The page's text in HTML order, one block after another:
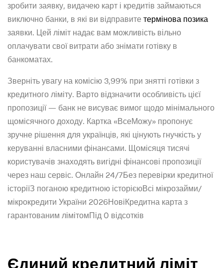
зробити заявку, видачею карт і кредитів займаються
виключно банки, в які ви відправите термінова позика
заявки. Цей ліміт надає вам можливість вільно
оплачувати свої витрати або знімати готівку в
банкоматах.
Зверніть увагу на комісію 3,99% при знятті готівки з
кредитного ліміту. Варто відзначити особливість цієї
пропозиції — банк не висуває вимог щодо мінімального
щомісячного доходу. Картка «ВсеМожу» пропонує
зручне рішення для українців, які цінують гнучкість у
керуванні власними фінансами. Щомісяця тисячі
користувачів знаходять вигідні фінансові пропозиції
через наш сервіс. Онлайн 24/7Без перевірки кредитної
історіїЗ поганою кредитною історієюВсі мікрозайми/
мікрокредити України 2026НовіКредитна карта з
гарантованим лімітомПід 0 відсотків
Єдиний кредитний ліміт